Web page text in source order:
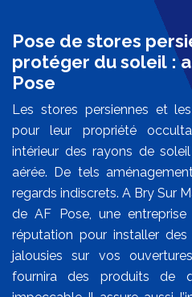
Pose de stores
protéger du soleil :
Pose
Les stores persiennes et
pour leur propriété
intérieur des rayons de
aérée. De tels
regards indiscrets. A Bry Sur
de AF Pose, une
réputation pour installer
jalousies sur vos
fournira des produits de